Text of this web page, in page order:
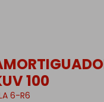
100
6-R6